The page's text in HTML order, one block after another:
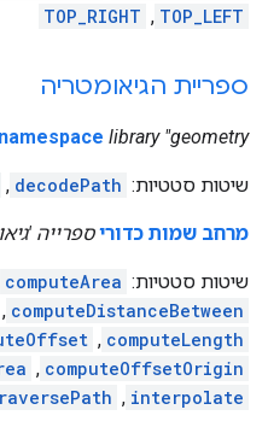
TOP_LEFT
,
TOP_RIGHT
ספריית הגיאומטריה
library "geometry"
שיטות סטטיות: decodePath
,
מרחב שמות כדורי ספרייה
שיטות סטטיות: computeArea
computeDistanceBetween
,
computeLength
,
computeOffsetOrigin
,
interpolate
,